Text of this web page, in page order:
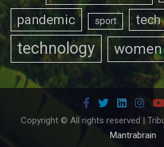
pandemic sport tech
technology women
Copyright © All rights reserved |
Mantrabrain